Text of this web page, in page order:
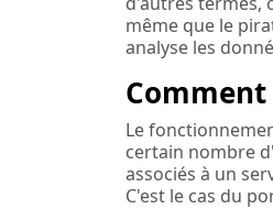
même que le
analyse les
Le
certain nombre
associés à un
C'est le cas du